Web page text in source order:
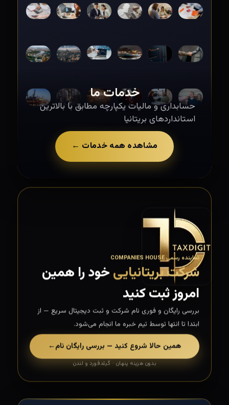
خدمات ما
حسابداری و مالیات یکپارچه مطابق با بالاترین
استانداردهای بریتانیا
مشاهده همه خدمات ←
نماینده رسمی COMPANIES HOUSE
شرکت بریتانیاییخود را همین
امروز ثبت کنید
بررسی رایگان و فوری نام شرکت و ثبت دیجیتال سریع — از
ابتدا تا انتها توسط تیم خبره ما انجام می‌شود.
همین حالا شروع کنید — بررسی رایگان نام←
بدون هزینه پنهان · گیلدفورد و لندن